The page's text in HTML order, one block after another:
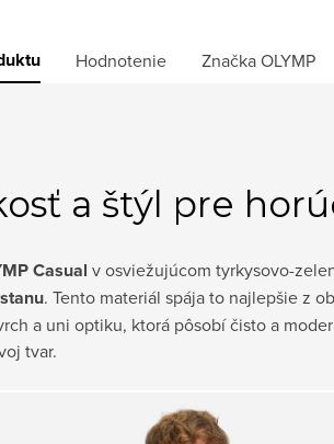
Hodnotenie ZnačkaOLYMP
a štýl pre
Casual v osviežujúcom tyrkysovo-
. Tento materiál spája to najlepšie z
a uni optiku, ktorá pôsobí čisto a
tvar.